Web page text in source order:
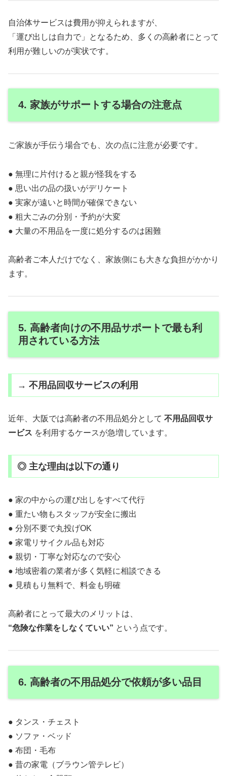
自治体サービスは費用が抑えられますが、
「運び出しは自力で」となるため、多くの高齢者にとって
利用が難しいのが実状です。
4. 家族がサポートする場合の注意点
ご家族が手伝う場合でも、次の点に注意が必要です。
● 無理に片付けると親が怪我をする
● 思い出の品の扱いがデリケート
● 実家が遠いと時間が確保できない
● 粗大ごみの分別・予約が大変
● 大量の不用品を一度に処分するのは困難
高齢者ご本人だけでなく、家族側にも大きな負担がかかり
ます。
5. 高齢者向けの不用品サポートで最も利
用されている方法
→ 不用品回収サービスの利用
近年、大阪では高齢者の不用品処分として 不用品回収サ
ービス を利用するケースが急増しています。
◎ 主な理由は以下の通り
● 家の中からの運び出しをすべて代行
● 重たい物もスタッフが安全に搬出
● 分別不要で丸投げOK
● 家電リサイクル品も対応
● 親切・丁寧な対応なので安心
● 地域密着の業者が多く気軽に相談できる
● 見積もり無料で、料金も明確
高齢者にとって最大のメリットは、
“危険な作業をしなくていい” という点です。
6. 高齢者の不用品処分で依頼が多い品目
● タンス・チェスト
● ソファ・ベッド
● 布団・毛布
● 昔の家電（ブラウン管テレビ）